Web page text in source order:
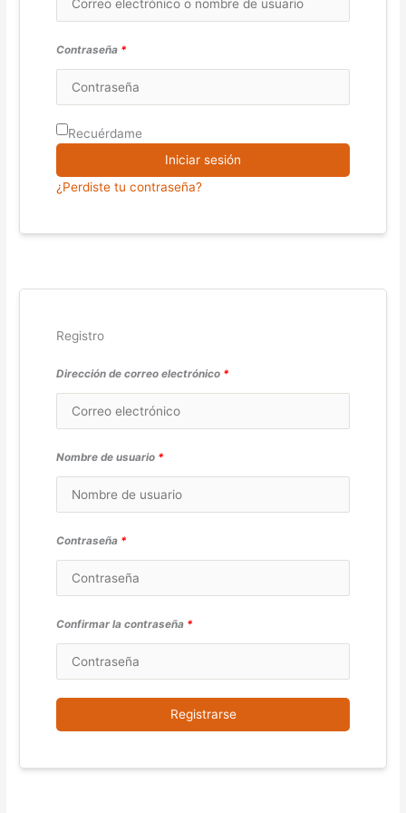
Contraseña *
Recuérdame
Iniciar sesión
¿Perdiste tu contraseña?
Registro
Dirección de correo electrónico *
Nombre de usuario *
Contraseña *
Confirmar la contraseña *
Registrarse